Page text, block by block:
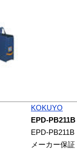
KOKUYO
EPD-
EPD-PB211B
メーカー保証